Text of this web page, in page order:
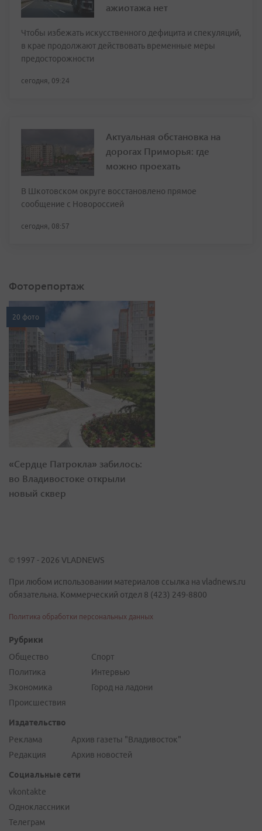
ажиотажа нет
Чтобы избежать искусственного дефицита и спекуляций,
в крае продолжают действовать временные меры
предосторожности
сегодня, 09:24
Актуальная обстановка на
дорогах Приморья: где
можно проехать
В Шкотовском округе восстановлено прямое
сообщение с Новороссией
сегодня, 08:57
Фоторепортаж
20 фото
«Сердце Патрокла» забилось:
во Владивостоке открыли
новый сквер
© 1997 - 2026 VLADNEWS
При любом использовании материалов ссылка на vladnews.ru
обязательна. Коммерческий отдел 8 (423) 249-8800
Политика обработки персональных данных
Рубрики
Общество
Политика
Экономика
Происшествия
Спорт
Интервью
Город на ладони
Издательство
Реклама
Редакция
Архив газеты "Владивосток"
Архив новостей
Социальные сети
vkontakte
Одноклассники
Телеграм